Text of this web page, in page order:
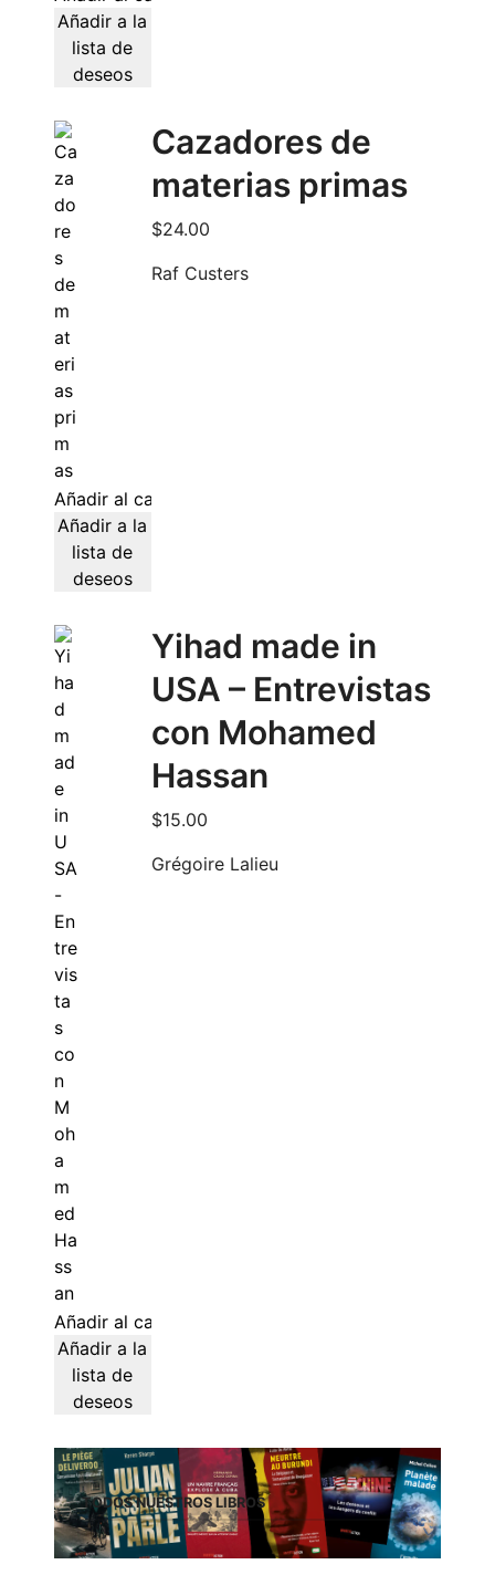
Añadir a la
lista de
deseos
Añadir al carrito
Añadir a la
lista de
deseos
Cazadores de
materias primas
$24.00
Raf Custers
Añadir al carrito
Añadir a la
lista de
deseos
Yihad made in
USA – Entrevistas
con Mohamed
Hassan
$15.00
Grégoire Lalieu
TODOS NUESTROS LIBROS